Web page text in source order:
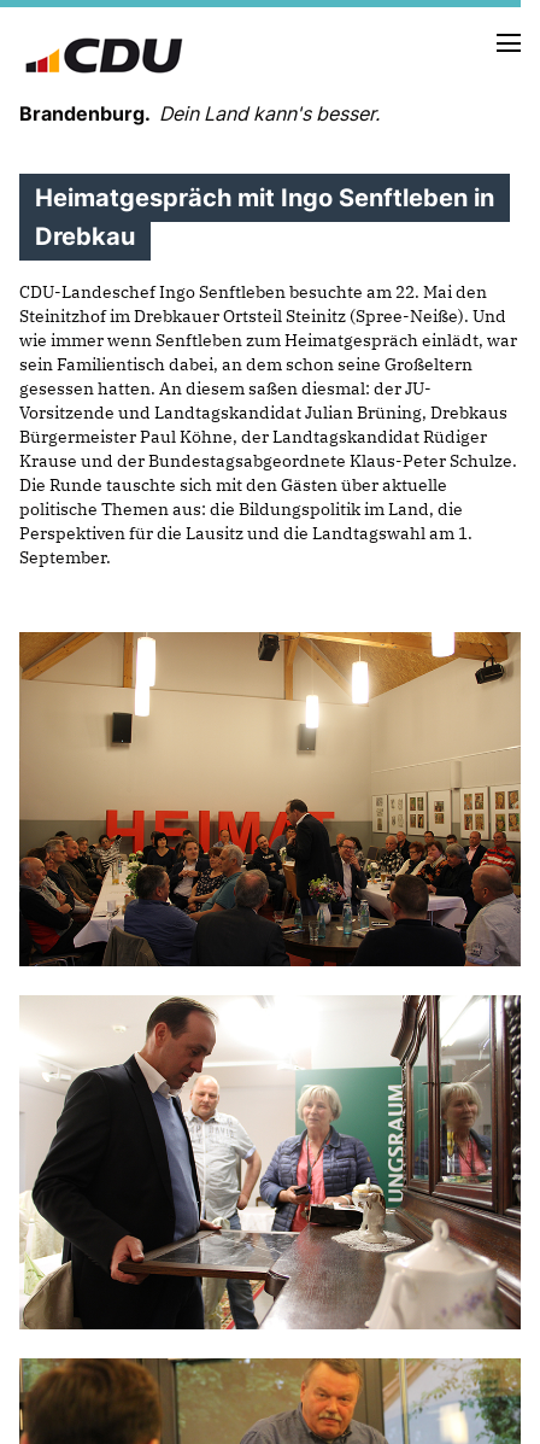
Brandenburg. Dein Land kann's besser.
MELDUNGEN
TERMINE
LANDESVORSTAND
LANDESGESCHÄFTSSTELLE
ORGANISATION
KREISVERBÄNDE
VEREINIGUNGEN UND SONDERORGANISATIONEN
LANDESFACHAUSSCHÜSSE
SATZUNG
PARTEIGESCHICHTE
PARTEIGERICHT
IN DER LANDESREGIERUNG
IM BUNDESTAG
IM EUROPÄISCHEN PARLAMENT
BILDER
PROGRAMME
WICHTIGE BESCHLÜSSE DER CDU BRANDENBURG
75 JAHRE CDU BRANDENBURG
PRESSE
SPENDEN
Mitglied werden
Heimatgespräch mit Ingo Senftleben in
Drebkau
CDU-Landeschef Ingo Senftleben besuchte am 22. Mai den
Steinitzhof im Drebkauer Ortsteil Steinitz (Spree-Neiße). Und
wie immer wenn Senftleben zum Heimatgespräch einlädt, war
sein Familientisch dabei, an dem schon seine Großeltern
gesessen hatten. An diesem saßen diesmal: der JU-
Vorsitzende und Landtagskandidat Julian Brüning, Drebkaus
Bürgermeister Paul Köhne, der Landtagskandidat Rüdiger
Krause und der Bundestagsabgeordnete Klaus-Peter Schulze.
Die Runde tauschte sich mit den Gästen über aktuelle
politische Themen aus: die Bildungspolitik im Land, die
Perspektiven für die Lausitz und die Landtagswahl am 1.
September.